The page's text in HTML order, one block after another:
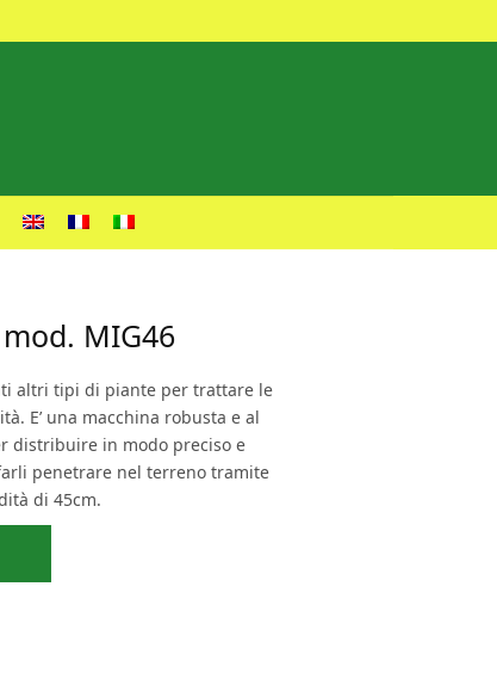
MIG46
altri tipi di piante per trattare le
E’ una macchina robusta e al
distribuire in modo preciso e
penetrare nel terreno tramite
di 45cm.